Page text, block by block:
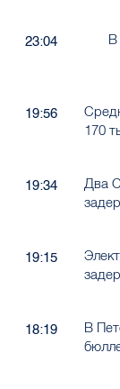
23:04 В
19:56
170
19:34
Два
19:15
18:19
В